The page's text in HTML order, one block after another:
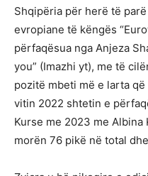
Shqipëria për herë të
evropiane të këngës
përfaqësua nga Anjeza
you” (Imazhi yt), me të
pozitë mbeti më e larta
vitin 2022 shtetin e
Kurse me 2023 me
morën 76 pikë në total